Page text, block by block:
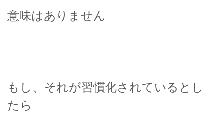
意味はありません
もし、それが習慣化されているとし
たら